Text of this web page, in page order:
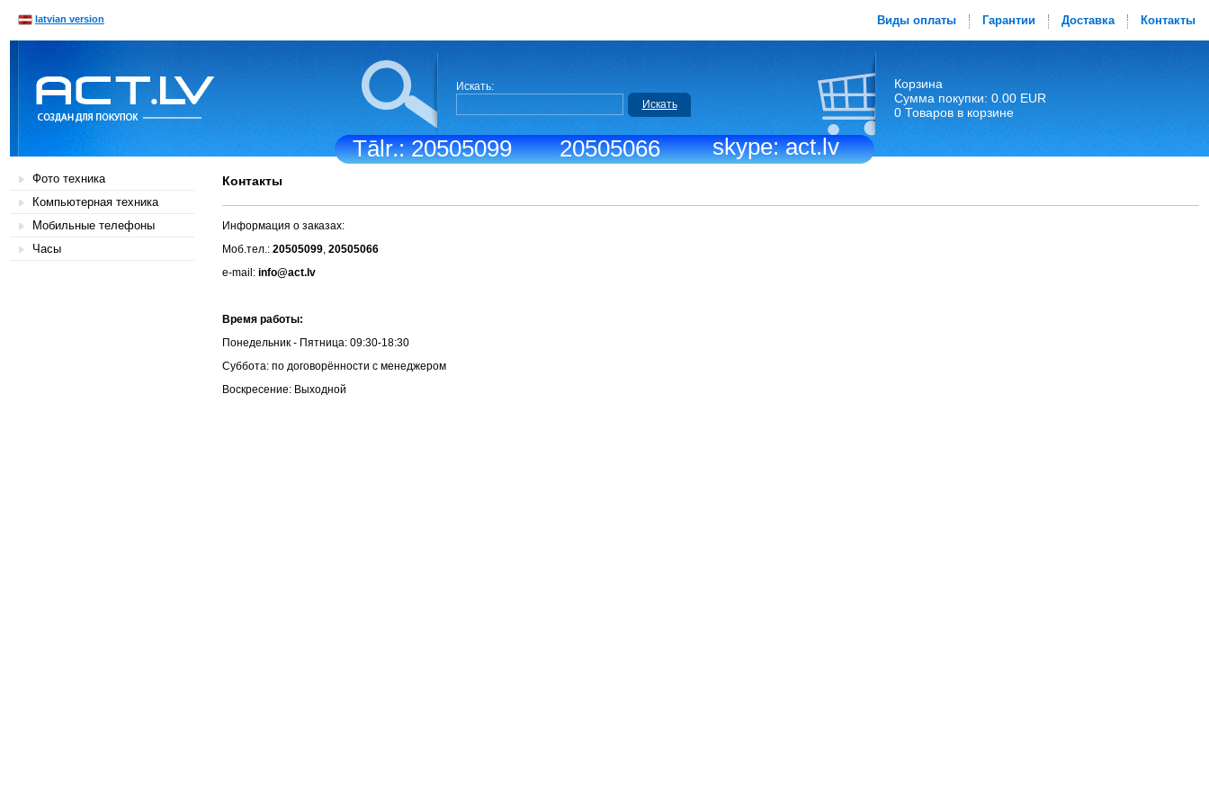
Tālr.: 20505099 20505066 skype: act.lv
latvian version Виды оплаты Гарантии Доставка Контакты
Искать:
Искать
Корзина
Сумма покупки: 0.00 EUR
0 Товаров в корзине
Фото техника
Компьютерная техника
Мобильные телефоны
Часы
Контакты
Информация о заказах:
Моб.тел.: 20505099, 20505066
e-mail: info@act.lv
Время работы:
Понедельник - Пятница: 09:30-18:30
Суббота: по договорённости с менеджером
Воскресение: Выходной